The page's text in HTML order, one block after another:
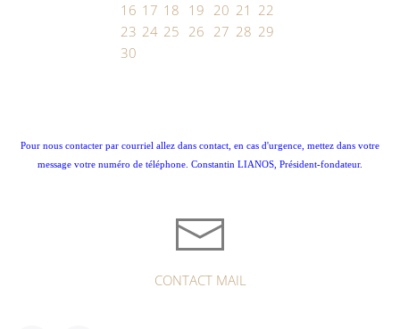
16 17 18 19 20 21 22
23 24 25 26 27 28 29
30
Pour nous contacter par courriel allez dans contact, en cas d'urgence, mettez dans votre
message votre numéro de téléphone. Constantin LIANOS, Président-fondateur.
CONTACT MAIL